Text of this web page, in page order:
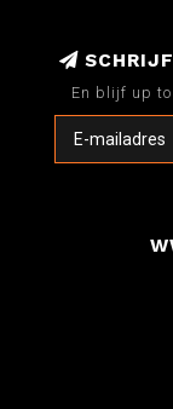
En blijf up